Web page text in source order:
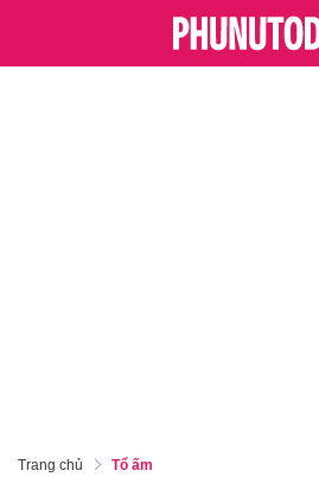
Trang chủ Tổ ấm